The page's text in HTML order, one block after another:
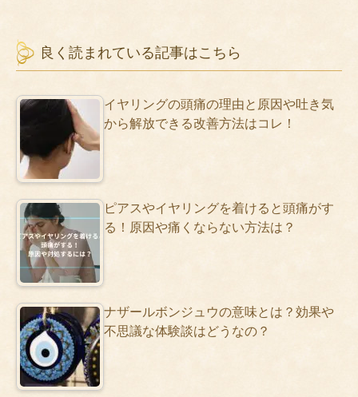
良く読まれている記事はこちら
イヤリングの頭痛の理由と原因や吐き気
から解放できる改善方法はコレ！
ピアスやイヤリングを着けると頭痛がす
る！原因や痛くならない方法は？
ナザールボンジュウの意味とは？効果や
不思議な体験談はどうなの？